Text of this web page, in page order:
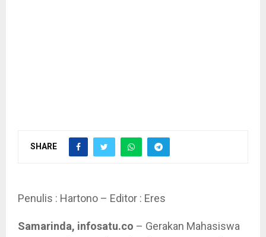
SHARE
Penulis : Hartono – Editor : Eres
Samarinda, infosatu.co – Gerakan Mahasiswa